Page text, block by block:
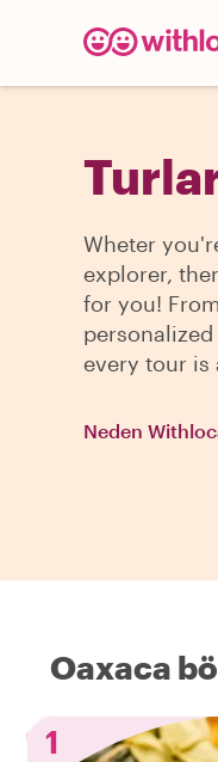
Wheter
explorer,
for you!
every tour is
Neden
Oaxaca
1